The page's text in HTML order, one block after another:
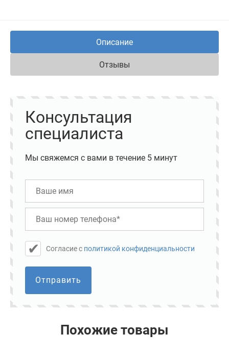
Описание
Отзывы
Консультация
специалиста
Мы свяжемся с вами в течение 5 минут
Cогласие с политикой конфиденциальности
Отправить
Похожие товары